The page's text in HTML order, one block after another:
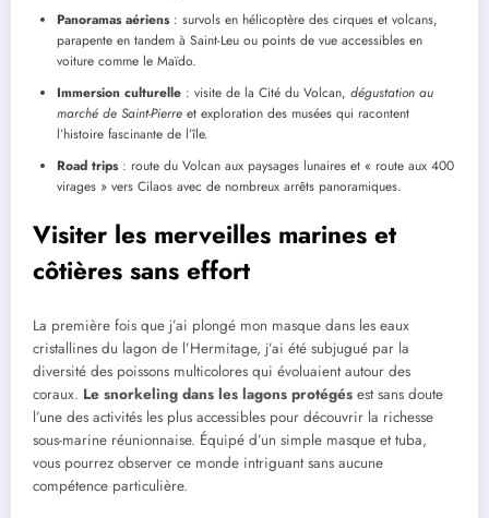
Panoramas aériens: survols en hélicoptère des cirques et volcans,
parapente en tandem à Saint-Leu ou points de vue accessibles en
voiture comme le Maïdo.
Immersion culturelle : visite de la Cité du Volcan, dégustation au
marché de Saint-Pierre et exploration des musées qui racontent
l’histoire fascinante de l’île.
Road trips: route du Volcan aux paysages lunaires et « route aux 400
virages » vers Cilaos avec de nombreux arrêts panoramiques.
Visiter les merveilles marines et
côtières sans effort
La première fois que j’ai plongé mon masque dans les eaux
cristallines du lagon de l’Hermitage, j’ai été subjugué par la
diversité des poissons multicolores qui évoluaient autour des
coraux. Le snorkeling dans les lagons protégés est sans doute
l’une des activités les plus accessibles pour découvrir la richesse
sous-marine réunionnaise. Équipé d’un simple masque et tuba,
vous pourrez observer ce monde intriguant sans aucune
compétence particulière.